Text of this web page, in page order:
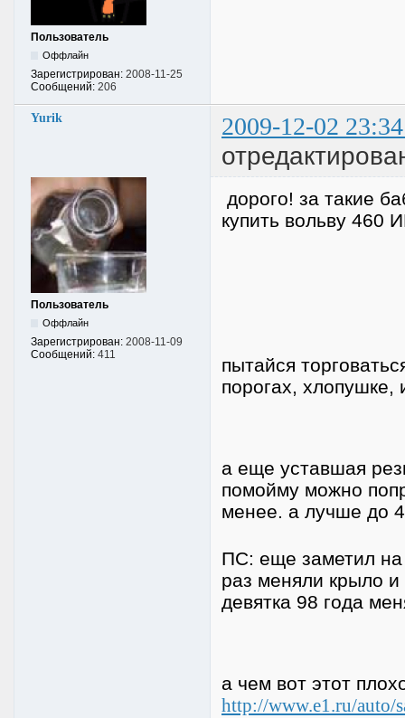
Пользователь
Оффлайн
Зарегистрирован: 2008-11-25
Сообщений: 206
Yurik 2009-12-02
Пользователь
Оффлайн
Зарегистрирован: 2008-11-09
Сообщений: 411
дорого! за такие
купить вольву
пытайся
порогах, хлопушке,
а еще уставшая
помойму можно
менее. а лучше до
ПС: еще заметил на
раз меняли крыло
девятка 98 года
а чем вот этот
http://www.e1.ru/auto/